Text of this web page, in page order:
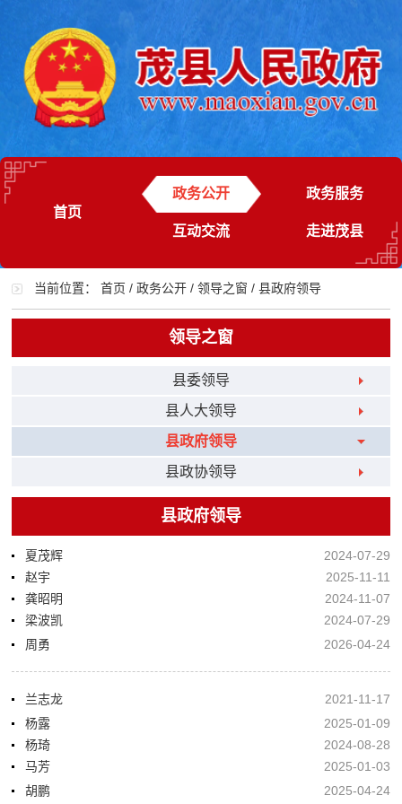
首页
政务公开 政务服务
互动交流 走进茂县
当前位置：首页 /政务公开 /领导之窗 /县政府领导
领导之窗
县委领导
县人大领导
县政府领导
县政协领导
县政府领导
夏茂辉
2024-07-29
赵宇
2025-11-11
龚昭明
2024-11-07
梁波凯
2024-07-29
周勇
2026-04-24
兰志龙
2021-11-17
杨露
2025-01-09
杨琦
2024-08-28
马芳
2025-01-03
胡鹏
2025-04-24